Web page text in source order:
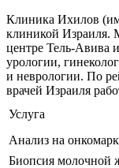
Клиника Ихилов
клиникой Израиля.
центре Тель-Авива
урологии,
и неврологии. По
врачей Израиля
Услуга
Анализ на
Биопсия молочной